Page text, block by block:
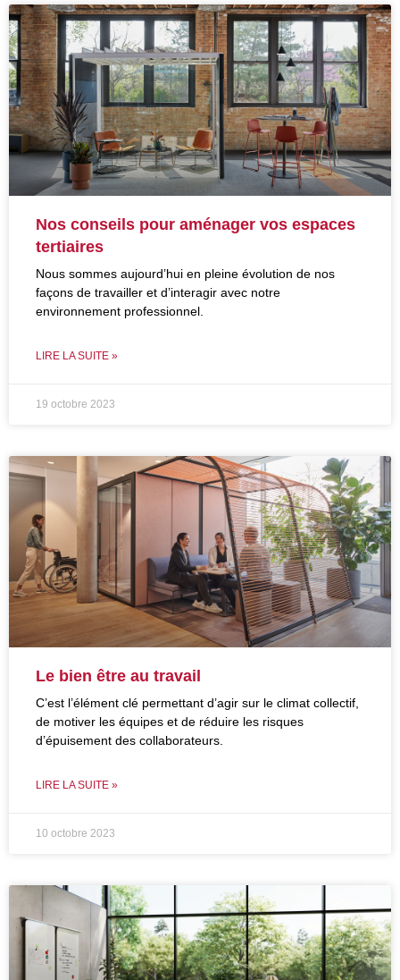
Nos conseils pour aménager vos espaces
tertiaires
Nous sommes aujourd’hui en pleine évolution de nos
façons de travailler et d’interagir avec notre
environnement professionnel.
LIRE LA SUITE »
19 octobre 2023
Le bien être au travail
C’est l’élément clé permettant d’agir sur le climat collectif,
de motiver les équipes et de réduire les risques
d’épuisement des collaborateurs.
LIRE LA SUITE »
10 octobre 2023